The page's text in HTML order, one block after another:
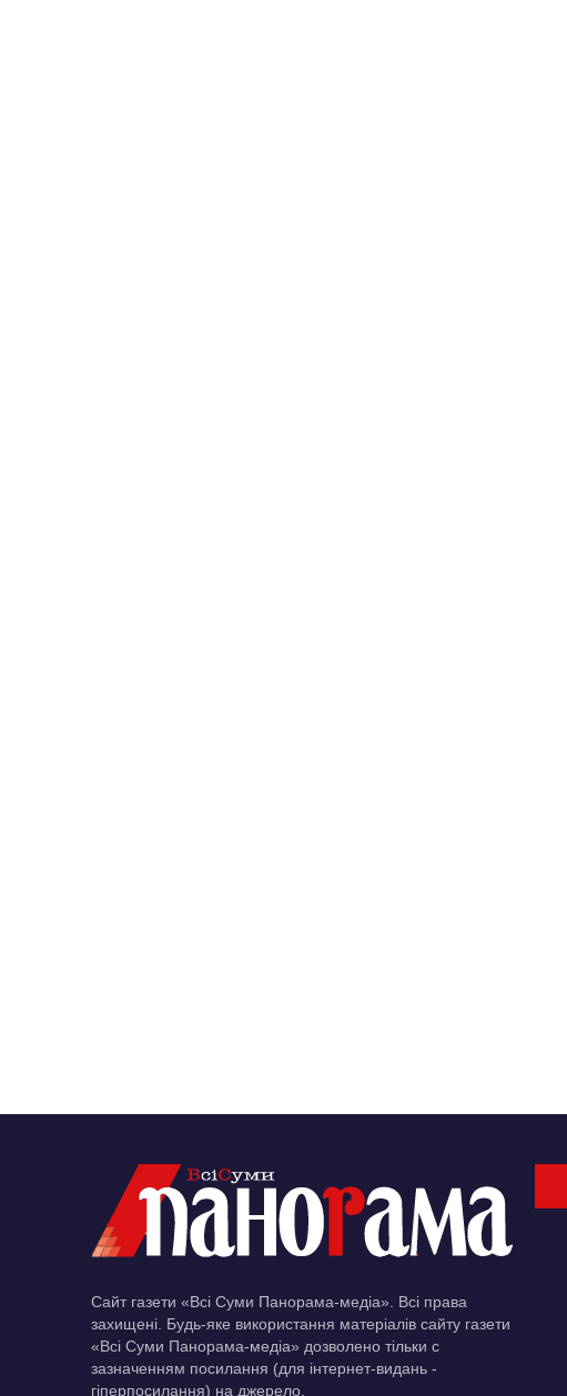
Сайт газети «Всі Суми Панорама-медіа». Всі права
захищені. Будь-яке використання матеріалів сайту газети
«Всі Суми Панорама-медіа» дозволено тільки c
зазначенням посилання (для інтернет-видань -
гіперпосилання) на джерело.